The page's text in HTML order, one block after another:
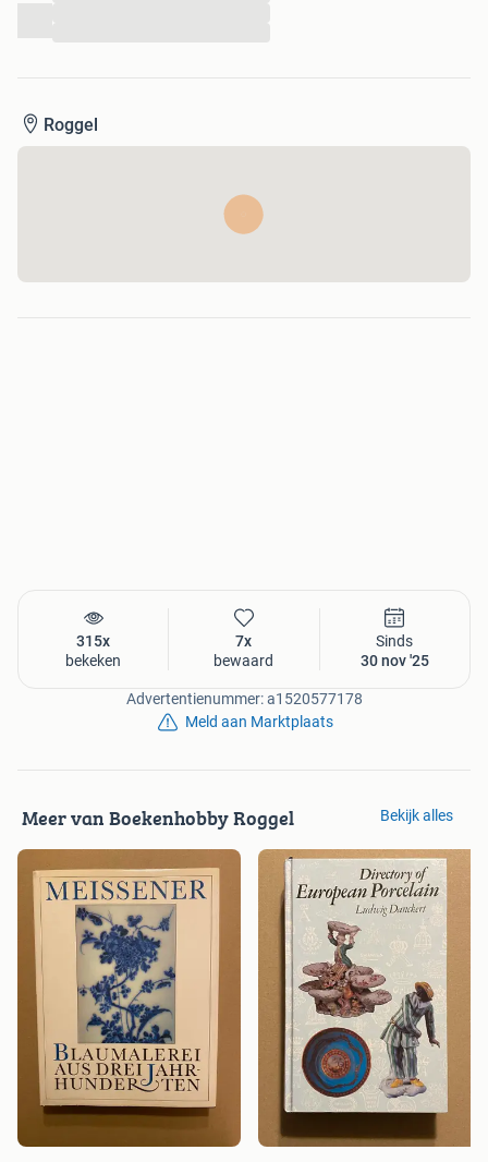
Roggel
315x
bekeken
7x
bewaard
Sinds
30 nov '25
Advertentienummer: a1520577178
Meld aan Marktplaats
Meer van Boekenhobby Roggel Bekijk alles